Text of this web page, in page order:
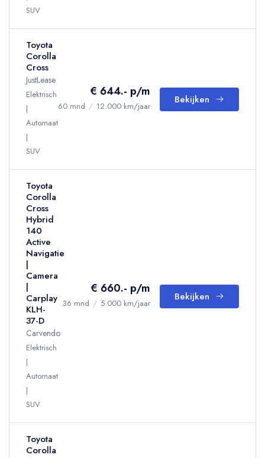
SUV
Toyota
Corolla
Cross
JustLease
Elektrisch
Automaat
SUV
€ 644.- p/m
60 mnd / 12.000 km/jaar
Bekijken
Toyota
Corolla
Cross
Hybrid
140
Active
Navigatie
|
Camera
|
Carplay
KLH-
37-D
Carvendo
Elektrisch
Automaat
SUV
€ 660.- p/m
36 mnd / 5.000 km/jaar
Bekijken
Toyota
Corolla